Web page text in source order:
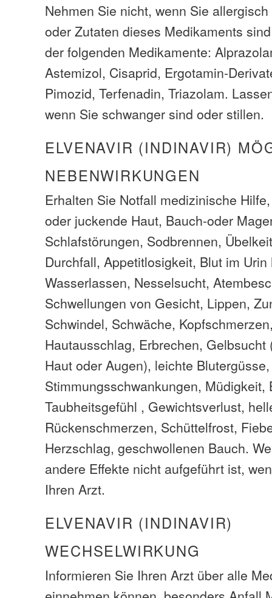
Nehmen Sie nicht, wenn Sie
oder Zutaten dieses Medikaments
der folgenden Medikamente:
Astemizol, Cisaprid, Ergotamin-
Pimozid, Terfenadin, Triazolam.
wenn Sie schwanger sind oder stillen.
ELVENAVIR (INDINAVIR)
NEBENWIRKUNGEN
Erhalten Sie Notfall medizinische
oder juckende Haut, Bauch-oder
Schlafstörungen, Sodbrennen,
Durchfall, Appetitlosigkeit, Blut im
Wasserlassen, Nesselsucht,
Schwellungen von Gesicht, Lippen,
Schwindel, Schwäche,
Hautausschlag, Erbrechen, Gelbsucht
Haut oder Augen), leichte Blutergüsse,
Stimmungsschwankungen, Müdigkeit,
Taubheitsgefühl , Gewichtsverlust,
Rückenschmerzen, Schüttelfrost,
Herzschlag, geschwollenen Bauch.
andere Effekte nicht aufgeführt ist,
Ihren Arzt.
ELVENAVIR (INDINAVIR)
WECHSELWIRKUNG
Informieren Sie Ihren Arzt über alle